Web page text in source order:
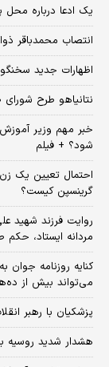
یک ادعا درباره محل
انتصاب محمدباقر
اظهارات جدید
نتانیاهو طرح
خبر مهم وزیر
شود؟ + فیلم
احتمال تعیین یک
گرینسپن کیست؟
روایت فرزند شهید
مردانه ایستاد،
کنایه روزنامه
می‌تواند بیش از
پزشکیان با رهبر
هشدار شدید روسیه